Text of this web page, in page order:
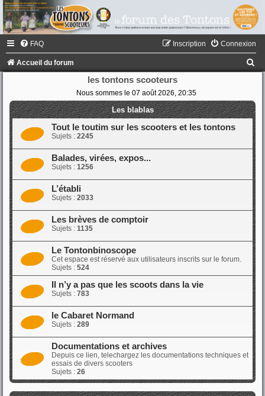
FAQ Connexion
Inscription
Accueil du forum
les tontons scooteurs
Nous sommes le 07 août 2026, 20:35
Les blablas
Tout le toutim sur les scooters et les tontons
Sujets : 2245
Balades, virées, expos...
Sujets : 1256
L’établi
Sujets : 2033
Les brèves de comptoir
Sujets : 1135
Le Tontonbinoscope
Cet espace est réservé aux utilisateurs inscrits sur le forum.
Sujets : 524
Il n’y a pas que les scoots dans la vie
Sujets : 783
le Cabaret Normand
Sujets : 289
Documentations et archives
Depuis ce lien, telechargez les documentations techniques et
essais de divers scooters
Sujets : 26